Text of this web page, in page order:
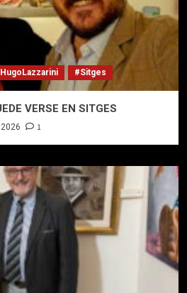
#Sitges
VERSE EN SITGES
1